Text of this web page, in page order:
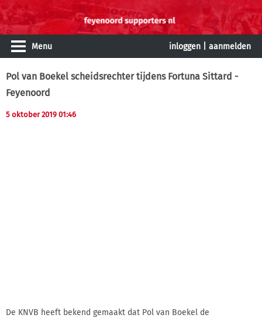
Menu inloggen aanmelden
Pol van Boekel scheidsrechter tijdens Fortuna Sittard -
Feyenoord
5 oktober 2019 01:46
De KNVB heeft bekend gemaakt dat Pol van Boekel de